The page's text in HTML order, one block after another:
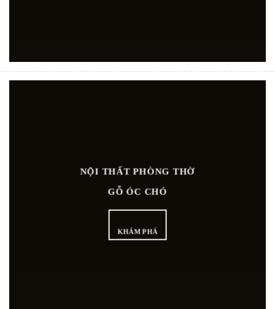
NỘI THẤT PHÒNG THỜ
GỖ ÓC CHÓ
KHÁM PHÁ